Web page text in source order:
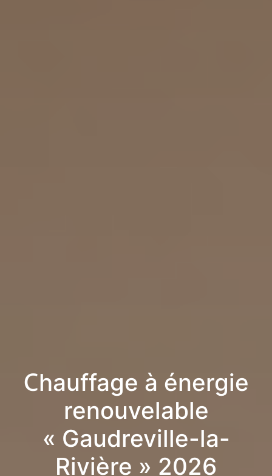
Chauffage à énergie
renouvelable
« Gaudreville-la-
Rivière » 2026